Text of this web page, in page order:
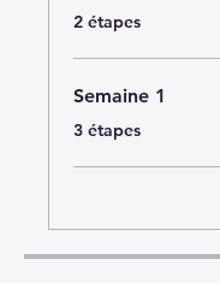
.
2 étapes
Semaine 1
.
3 étapes